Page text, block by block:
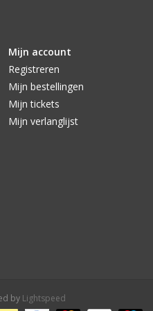
Mijn account
Registreren
Mijn bestellingen
Mijn tickets
Mijn verlanglijst
by Lightspeed